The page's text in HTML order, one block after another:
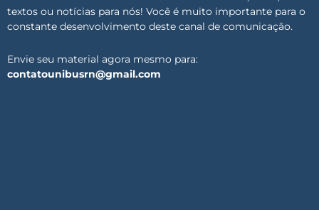
textos ou notícias para nós! Você é muito importante para o
constante desenvolvimento deste canal de comunicação.
Envie seu material agora mesmo para:
contatounibusrn@gmail.com